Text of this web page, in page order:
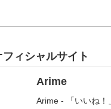
ィシャルサイト
Arime
Arime - 「いいね！